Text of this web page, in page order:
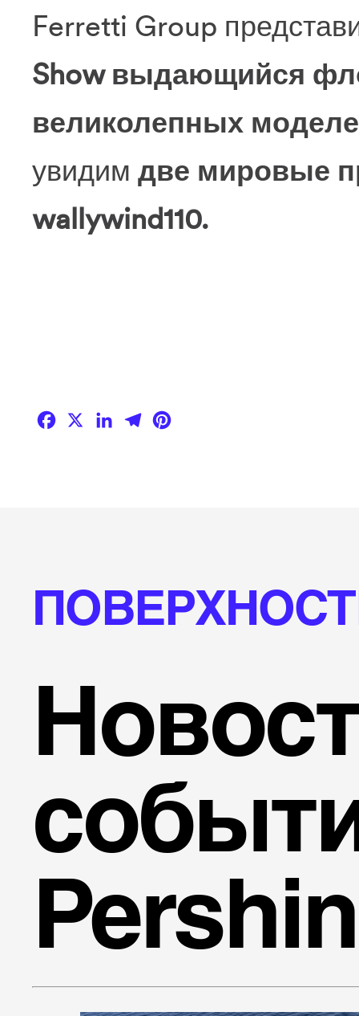
Ferretti Group
Show выдающийся
великолепных
увидим две мировые
wallywind110.
Facebook
X LinkedIn
Telegram